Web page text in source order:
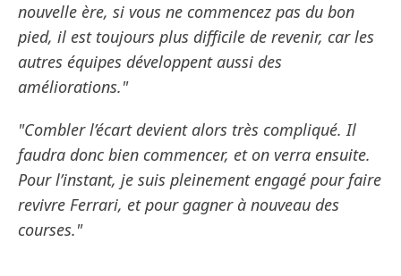
nouvelle ère, si vous ne commencez pas du bon
pied, il est toujours plus difficile de revenir, car les
autres équipes développent aussi des
améliorations."
"Combler l’écart devient alors très compliqué. Il
faudra donc bien commencer, et on verra ensuite.
Pour l’instant, je suis pleinement engagé pour faire
revivre Ferrari, et pour gagner à nouveau des
courses."